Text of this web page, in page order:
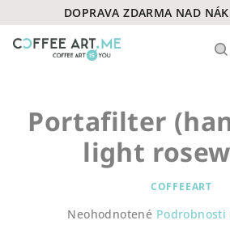
na
obsah
DOPRAVA ZDARMA NAD
Portafilter
light
COFFEEART
Priemerné
Neohodnotené